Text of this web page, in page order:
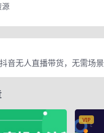
源
音无人直播带货，无需场
VIP